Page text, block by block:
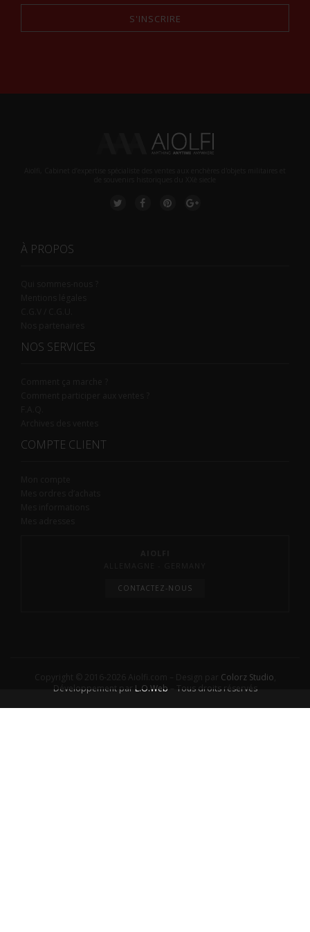
S'INSCRIRE
À PROPOS
NOS SERVICES
COMPTE CLIENT
CONTACTEZ-NOUS
Colorz Studio
Développement par L.O.Web – Tous droits réservés